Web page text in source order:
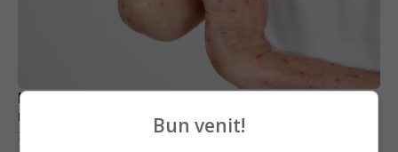
Rujeola și scăderea vaccinării ROR în România:
riscuri medicale și complicații severe la copii
18 apr 2026, 14:45 Bun venit!